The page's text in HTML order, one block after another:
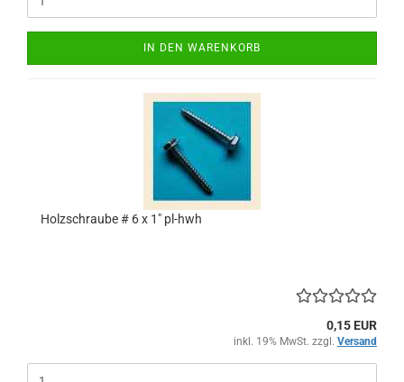
IN DEN WARENKORB
Holzschraube # 6 x 1" pl-hwh
0,15 EUR
inkl. 19% MwSt. zzgl. Versand